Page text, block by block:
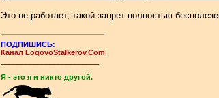
Это не работает, такой запрет полностью
ПОДПИШИСЬ:
Канал LogovoStalkerov.Com
Я - это я и никто другой.